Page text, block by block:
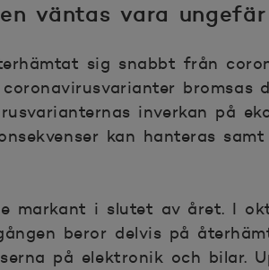
väntas vara
sig snabbt från
inverkan på
kan hanteras
markant i slutet av året. I
beror delvis på
på elektronik och bilar.